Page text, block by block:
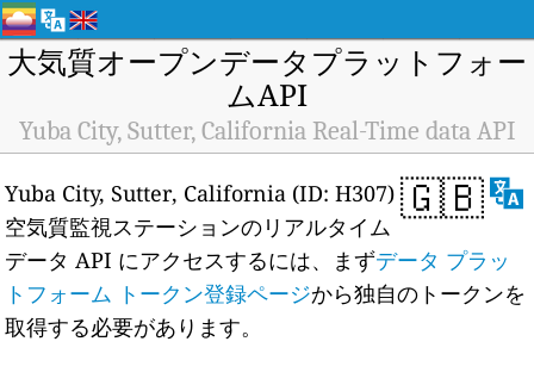
大気質オープンデータプラットフォー
ムAPI
Yuba City, Sutter, California Real-Time data API
🇬🇧
Yuba City, Sutter, California (ID: H307)
空気質監視ステーションのリアルタイム
データ API にアクセスするには、まずデータ プラッ
トフォーム トークン登録ページから独自のトークンを
取得する必要があります。